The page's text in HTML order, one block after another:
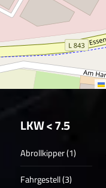
LKW < 7.5
Abrollkipper (1)
Fahrgestell (3)